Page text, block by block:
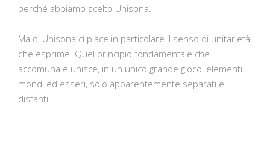
perché abbiamo scelto Unisona.
Ma di Unisona ci piace in particolare il senso di unitarietà
che esprime. Quel principio fondamentale che
accomuna e unisce, in un unico grande gioco, elementi,
mondi ed esseri, solo apparentemente separati e
distanti.